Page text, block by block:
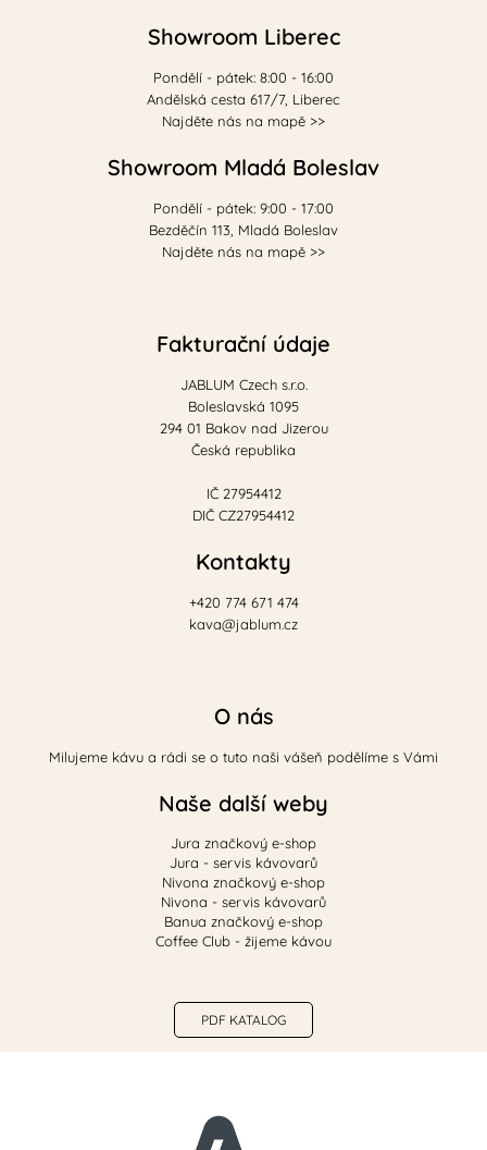
Showroom Liberec
Pondělí - pátek: 8:00 - 16:00
Andělská cesta 617/7, Liberec
Najděte nás na mapě >>
Showroom Mladá Boleslav
Pondělí - pátek: 9:00 - 17:00
Bezděčín 113, Mladá Boleslav
Najděte nás na mapě >>
Fakturační údaje
JABLUM Czech s.r.o.
Boleslavská 1095
294 01 Bakov nad Jizerou
Česká republika
IČ 27954412
DIČ CZ27954412
Kontakty
+420 774 671 474
kava@jablum.cz
O nás
Milujeme kávu a rádi se o tuto naši vášeň podělíme s Vámi
Naše další weby
Jura značkový e-shop
Jura - servis kávovarů
Nivona značkový e-shop
Nivona - servis kávovarů
Banua značkový e-shop
Coffee Club - žijeme kávou
PDF KATALOG